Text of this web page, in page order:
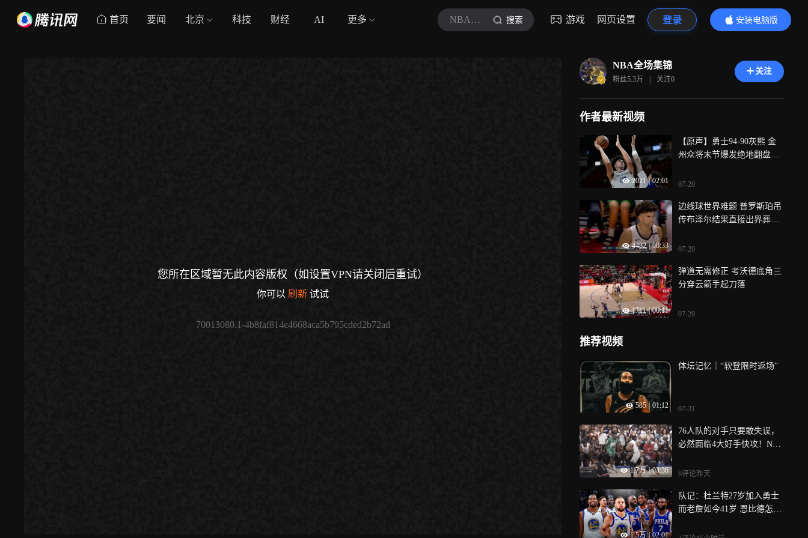
首页 要闻 北京 科技 财经 AI 更多 NBA全场集锦 搜索 游戏 网页设置 登录
安装电脑版
内容更精彩
您所在区域暂无此内容版权（如设置VPN请关闭后重试）
你可以 刷新 试试
70013080.1-4b8faf814e4668aca5b795cded2b72ad
NBA全场集锦
粉丝5.3万 | 关注0
关注
作者最新视频
2021 | 02:01
【原声】勇士94-90灰熊 金
州众将末节爆发绝地翻盘拿
07-20
4482 | 00:33
边线球世界难题 普罗斯珀吊
传布泽尔结果直接出界葬送
07-20
1711 | 00:11
弹道无需修正 考沃德底角三
分穿云箭手起刀落
07-20
推荐视频
585 | 01:12
体坛记忆｜“软登限时返场”
07-31
1.7万 | 03:36
76人队的对手只要敢失误，
必然面临4大好手快攻！NBA
6评论昨天
1.5万 | 02:01
队记：杜兰特27岁加入勇士
而老詹如今41岁 恩比德怎比